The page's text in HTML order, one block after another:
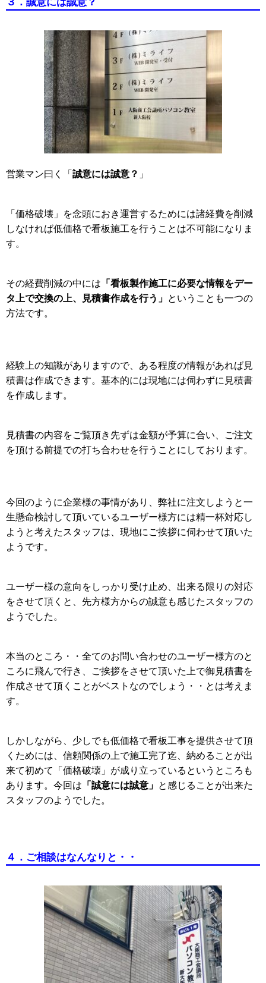
営業マン曰く「誠意には誠意？ 」
「価格破壊」を念頭におき運営するためには諸経費を削減
しなければ低価格で看板施工を行うことは不可能になりま
す。
その経費削減の中には 「看板製作施工に必要な情報をデー
タ上で交換の上、見積書作成を行う」 ということも一つの
方法です。
経験上の知識がありますので、ある程度の情報があれば見
積書は作成できます。基本的には現地には伺わずに見積書
を作成します。
見積書の内容をご覧頂き先ずは金額が予算に合い、ご注文
を頂ける前提での打ち合わせを行うことにしております。
今回のように企業様の事情があり、弊社に注文しようと一
生懸命検討して頂いているユーザー様方には精一杯対応し
ようと考えたスタッフは、現地にご挨拶に伺わせて頂いた
ようです。
ユーザー様の意向をしっかり受け止め、出来る限りの対応
をさせて頂くと、先方様方からの誠意も感じたスタッフの
ようでした。
本当のところ・・全てのお問い合わせのユーザー様方のと
ころに飛んで行き、ご挨拶をさせて頂いた上で御見積書を
作成させて頂くことがベストなのでしょう・・とは考えま
す。
しかしながら、少しでも低価格で看板工事を提供させて頂
くためには、信頼関係の上で施工完了迄、納めることが出
来て初めて「価格破壊」が成り立っているというところも
あります。今回は 「誠意には誠意」 と感じることが出来た
スタッフのようでした。
４．ご相談はなんなりと・・